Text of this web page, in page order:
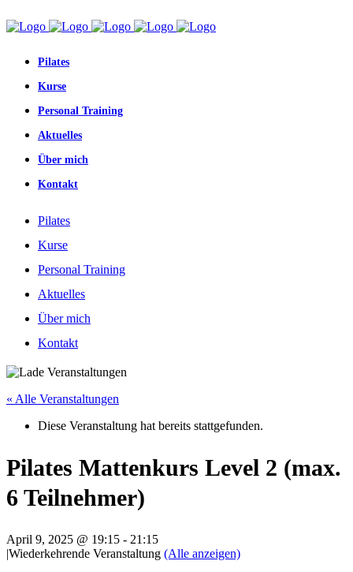
Pilates
Kurse
Personal Training
Aktuelles
Über mich
Kontakt
Pilates
Kurse
Personal Training
Aktuelles
Über mich
Kontakt
« Alle Veranstaltungen
Diese Veranstaltung hat bereits stattgefunden.
Pilates Mattenkurs Level 2 (max.
6 Teilnehmer)
April 9, 2025 @ 19:15 - 21:15
|Wiederkehrende Veranstaltung (Alle anzeigen)